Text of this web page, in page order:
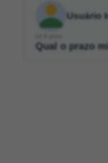
Usuário
Qual o prazo